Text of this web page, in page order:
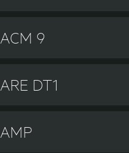
ACM 9
ARE DT1
AMP